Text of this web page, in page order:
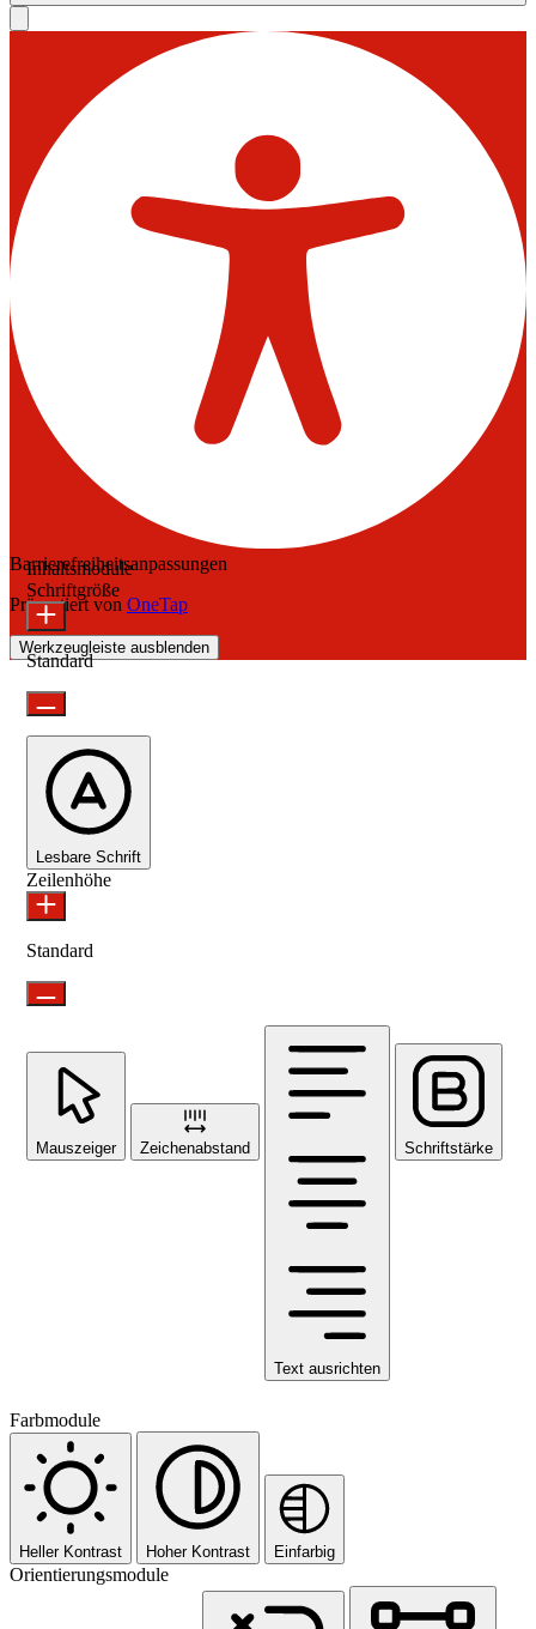
Barrierefreiheitsanpassungen
Präsentiert von OneTap
Werkzeugleiste ausblenden
Inhaltsmodule
Schriftgröße
Standard
Lesbare Schrift
Zeilenhöhe
Standard
Mauszeiger Zeichenabstand
Text ausrichten
Schriftstärke
Farbmodule
Heller Kontrast Hoher Kontrast Einfarbig
Orientierungsmodule